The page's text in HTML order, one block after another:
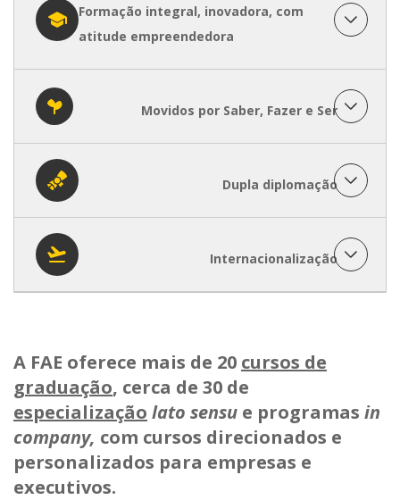
Formação integral, inovadora, com
atitude empreendedora
Movidos por Saber, Fazer e Ser
Dupla diplomação
Internacionalização
A FAE oferece mais de 20 cursos de
graduação, cerca de 30 de
especialização lato sensu e programas in
company, com cursos direcionados e
personalizados para empresas e
executivos.